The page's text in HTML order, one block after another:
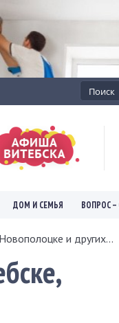
ДОМ И СЕМЬЯ ВОПРОС
и других...